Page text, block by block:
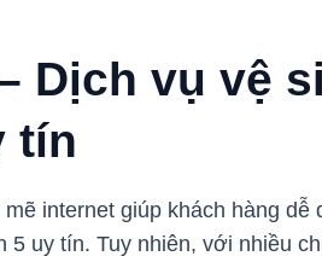
Dịch vụ vệ
tín
internet giúp khách hàng
5 uy tín. Tuy nhiên, với nhiều